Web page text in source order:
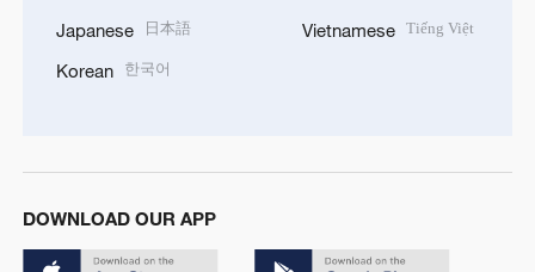
Japanese 日本語
Korean 한국어
Vietnamese Tiếng Việt
DOWNLOAD OUR APP